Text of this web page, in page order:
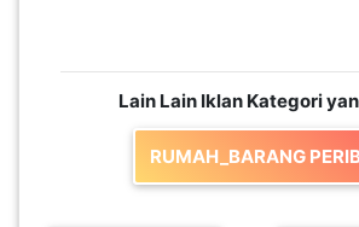
Lain Lain Iklan Kategori
RUMAH_BARANG